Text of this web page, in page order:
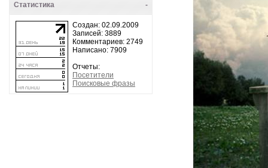
-
Статистика
Создан: 02.09.2009
Записей: 3889
Комментариев: 2749
Написано: 7909
Отчеты:
Посетители
Поисковые фразы